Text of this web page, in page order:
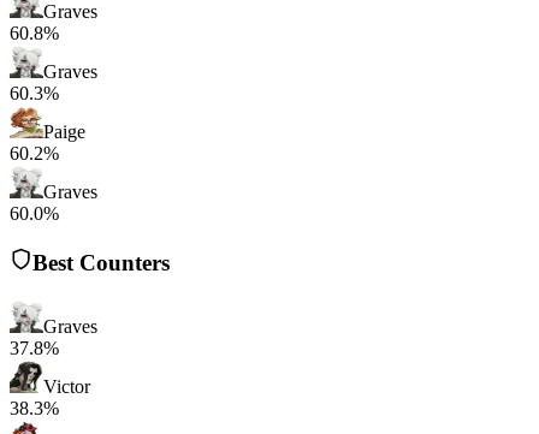
Graves
60.8%
Graves
60.3%
Paige
60.2%
Graves
60.0%
Best Counters
Graves
37.8%
Victor
38.3%